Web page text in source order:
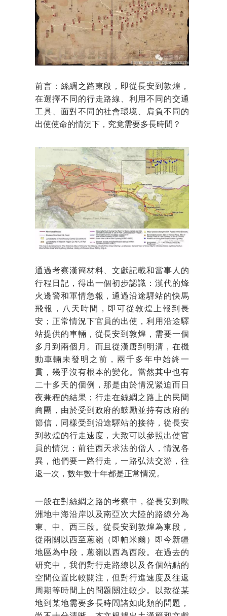
前言：絲綢之路東段，即從長安到敦煌，
在選擇不同的行走路線、利用不同的交通
工具、面對不同的社會環境、肩負不同的
出使使命的情況下，究竟需要多長時間？
通過考察漢簡材料、文獻記載和當事人的
行程日記，得出一個初步認識：漢代的烽
火邊警和軍情急報，通過沿途驛站的快馬
飛報，八天時間，即可從敦煌上報到長
安；正常情況下官員的出使，利用沿途驛
站提供的車輛，從長安到敦煌，需要一個
多月到兩個月。而且從漢唐到明清，在機
動車輛未發明之前，兩千多年中始終一
貫，幾乎沒有根本的變化。當然其中也有
二十多天的個例，那是由於情況緊迫而日
夜兼程的結果；行走在絲綢之路上的民間
商團，由於受到政府的鼓勵並持有政府的
節信，同樣受到沿途驛站的接待，從長安
到敦煌的行走速度，大致可以參照出使官
員的情況；前往西天求法的僧人，情況各
異，他們要一路行走，一路弘法交游，往
返一次，數年數十年都是正常情況。
一般在對絲綢之路的考察中，從長安到歐
洲地中海沿岸以及南亞次大陸的路線分為
東、中、西三段。從長安到敦煌為東段，
從兩關以西至蔥嶺（即帕米爾）即今新疆
地區為中段，蔥嶺以西為西段。在過去的
研究中，我們對行走路線以及各個站點的
空間位置比較關注，但對行進速度及往返
周期等時間上的問題關注較少。以致從某
地到某地需要多長時間諸如此類的問題，